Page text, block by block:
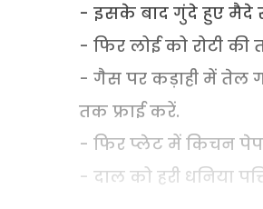
- इसके बाद गुंदे हुए मैदे
- फिर लोई को रोटी
- गैस पर कड़ाही में तेल
तक फ्राई करें.
- फिर प्लेट में किचन
- दाल को हरी धनिया